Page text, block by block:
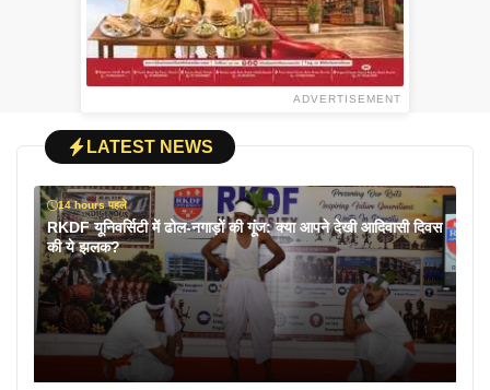
ADVERTISEMENT
LATEST NEWS
14 hours पहले
RKDF यूनिवर्सिटी में ढोल-नगाड़ों की गूंज: क्या आपने देखी आदिवासी दिवस
की ये झलक?